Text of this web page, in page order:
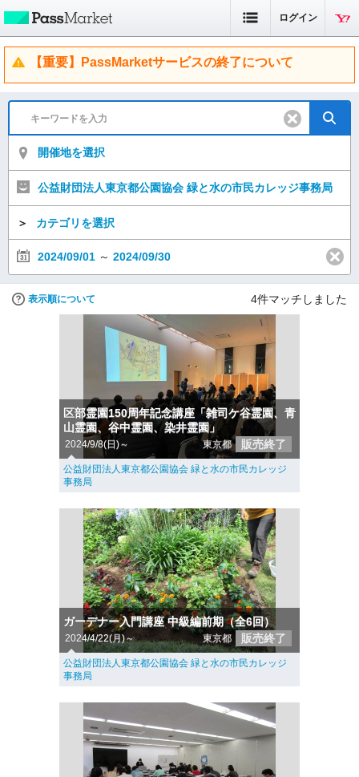
ログイン
【重要】PassMarketサービスの終了について
開催地を選択
公益財団法人東京都公園協会 緑と水の市民カレッジ事務局
＞ カテゴリを選択
2024/09/01 ～ 2024/09/30
表示順について 4件マッチしました
区部霊園150周年記念講座「雑司ケ谷霊園、青
山霊園、谷中霊園、染井霊園」
2024/9/8(日)～ 東京都 販売終了
公益財団法人東京都公園協会 緑と水の市民カレッジ
事務局
ガーデナー入門講座 中級編前期（全6回）
2024/4/22(月)～ 東京都 販売終了
公益財団法人東京都公園協会 緑と水の市民カレッジ
事務局